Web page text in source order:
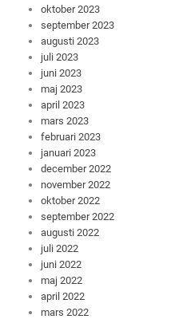
oktober 2023
september 2023
augusti 2023
juli 2023
juni 2023
maj 2023
april 2023
mars 2023
februari 2023
januari 2023
december 2022
november 2022
oktober 2022
september 2022
augusti 2022
juli 2022
juni 2022
maj 2022
april 2022
mars 2022